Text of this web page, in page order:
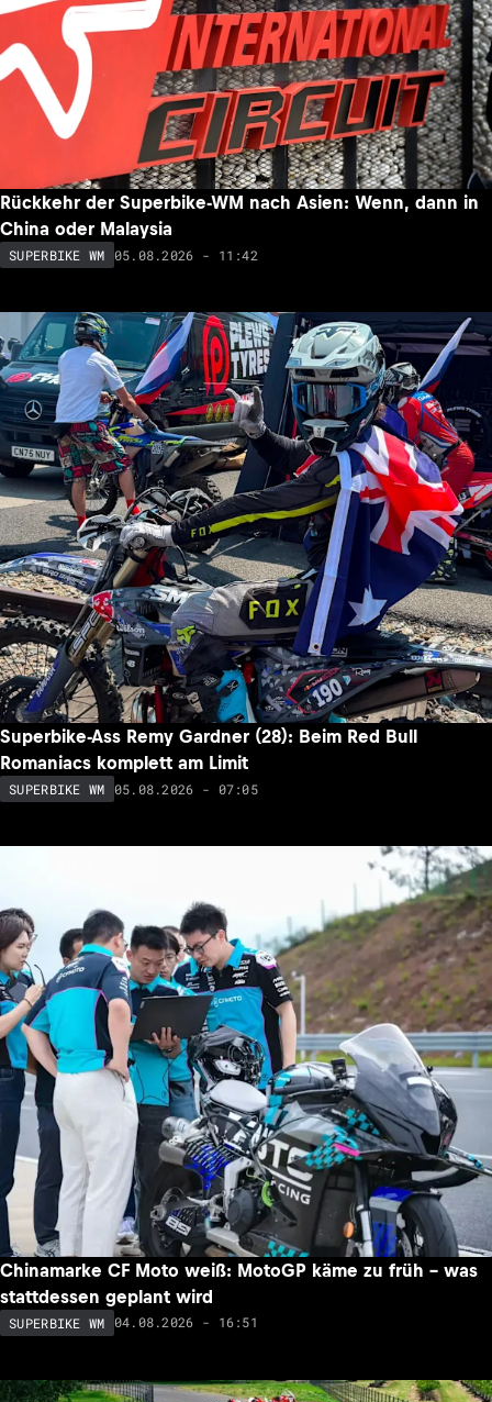
Rückkehr der Superbike-WM nach Asien: Wenn, dann in
China oder Malaysia
SUPERBIKE WM 05.08.2026 - 11:42
Superbike-Ass Remy Gardner (28): Beim Red Bull
Romaniacs komplett am Limit
SUPERBIKE WM 05.08.2026 - 07:05
Chinamarke CF Moto weiß: MotoGP käme zu früh – was
stattdessen geplant wird
SUPERBIKE WM 04.08.2026 - 16:51